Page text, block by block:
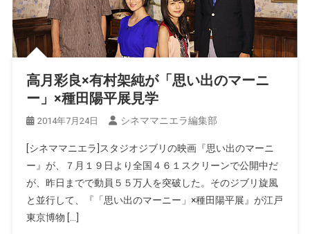
高月彩良×有村架純が「思い出のマーニ
ー」×種田陽平展見学
2014年7月24日 シネママニエラ編集部
[シネママニエラ]スタジオジブリの映画『思い出のマーニ
ー』が、７月１９日より全国４６１スクリーンで公開中だ
が、昨日までで動員５５万人を突破した。そのジブリ旋風
と並行して、『「思い出のマーニー」×種田陽平展』が江戸
東京博物 […]